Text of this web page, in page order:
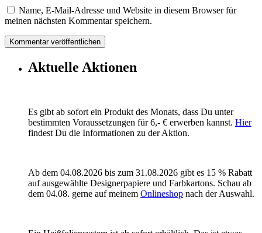
Name, E-Mail-Adresse und Website in diesem Browser für
meinen nächsten Kommentar speichern.
Aktuelle Aktionen
Es gibt ab sofort ein Produkt des Monats, dass Du unter
bestimmten Voraussetzungen für 6,- € erwerben kannst. Hier
findest Du die Informationen zu der Aktion.
Ab dem 04.08.2026 bis zum 31.08.2026 gibt es 15 % Rabatt
auf ausgewählte Designerpapiere und Farbkartons. Schau ab
dem 04.08. gerne auf meinem Onlineshop nach der Auswahl.